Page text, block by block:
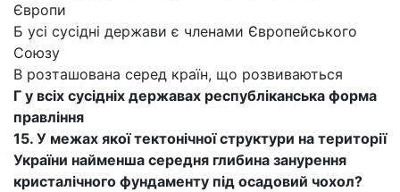
Європи
Б усі сусідні держави є членами Європейського
Союзу
В розташована серед країн, що розвиваються
Г у всіх сусідніх державах республіканська форма
правління
15. У межах якої тектонічної структури на території
України найменша середня глибина занурення
кристалічного фундаменту під осадовий чохол?